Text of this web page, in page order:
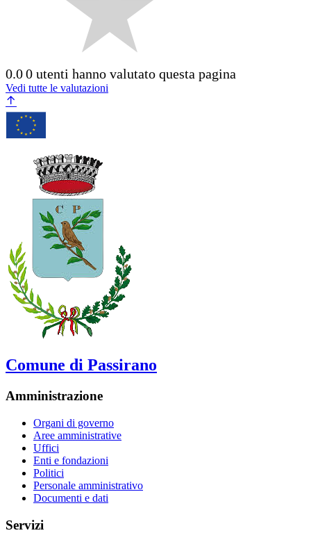
0.00 utenti hanno valutato questa pagina
Vedi tutte le valutazioni
Comune di Passirano
Amministrazione
Organi di governo
Aree amministrative
Uffici
Enti e fondazioni
Politici
Personale amministrativo
Documenti e dati
Servizi